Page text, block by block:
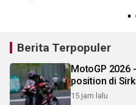
Berita Terpopuler
MotoGP 2026
15 jam lalu